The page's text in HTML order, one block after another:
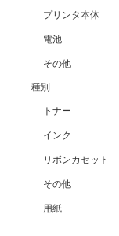
プリンタ本体
電池
その他
種別
トナー
インク
リボンカセット
その他
用紙